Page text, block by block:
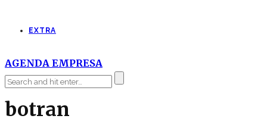
EXTRA
AGENDA EMPRESA
botran